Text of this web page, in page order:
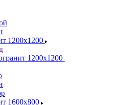
1200x1200
1200x1200
1600х800